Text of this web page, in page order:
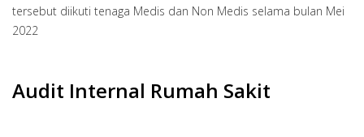
tersebut diikuti tenaga Medis dan Non Medis selama bulan Mei
2022
Audit Internal Rumah Sakit